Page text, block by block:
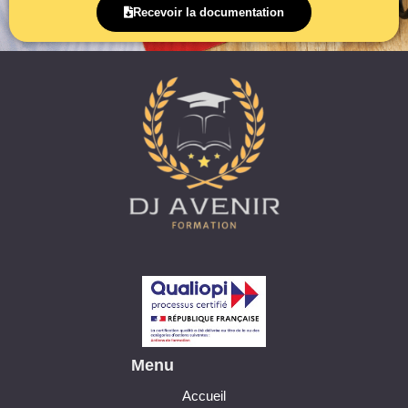
Recevoir la documentation
Menu
Accueil